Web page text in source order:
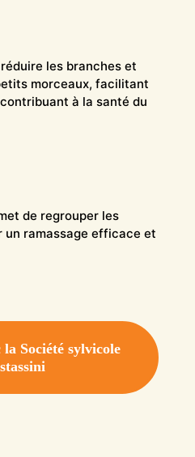
les branches et
morceaux, facilitant
à la santé du
de regrouper les
un ramassage efficace et
Société sylvicole